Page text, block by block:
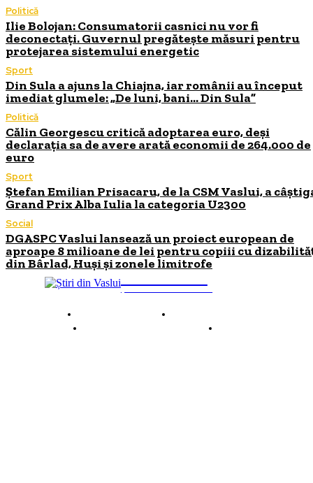
Politică
Ilie Bolojan: Consumatorii casnici nu vor fi
deconectați. Guvernul pregătește măsuri pentru
protejarea sistemului energetic
Sport
Din Sula a ajuns la Chiajna, iar românii au început
imediat glumele: „De luni, bani… Din Sula”
Politică
Călin Georgescu critică adoptarea euro, deși
declarația sa de avere arată economii de 264.000 de
euro
Sport
Ștefan Emilian Prisacaru, de la CSM Vaslui, a
Grand Prix Alba Iulia la categoria U2300
Social
DGASPC Vaslui lansează un proiect european de
aproape 8 milioane de lei pentru copiii cu
din Bârlad, Huși și zonele limitrofe
ȘTIRI DE INTERES